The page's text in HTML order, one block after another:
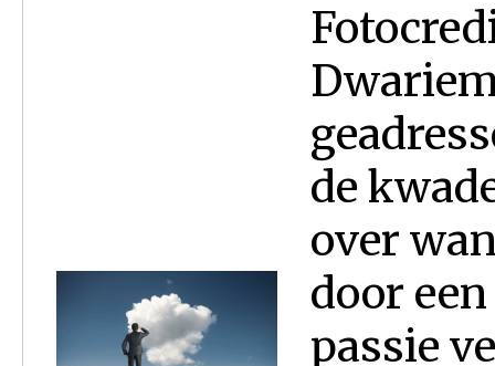
de
over
door
passie